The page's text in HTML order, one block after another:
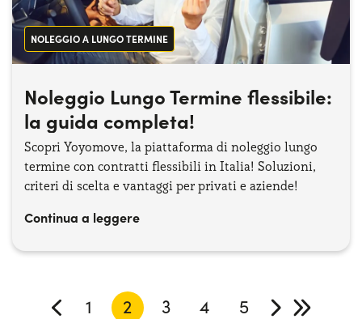
NOLEGGIO A LUNGO TERMINE
Noleggio Lungo Termine flessibile:
la guida completa!
Scopri Yoyomove, la piattaforma di noleggio lungo
termine con contratti flessibili in Italia! Soluzioni,
criteri di scelta e vantaggi per privati e aziende!
Continua a leggere
1 2 3 4 5